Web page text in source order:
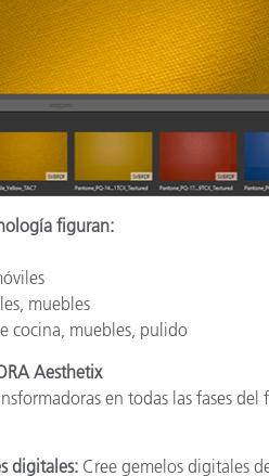
figuran:
muebles
cocina, muebles, pulido
Aesthetix
en todas las fases
digitales: Cree gemelos digitales